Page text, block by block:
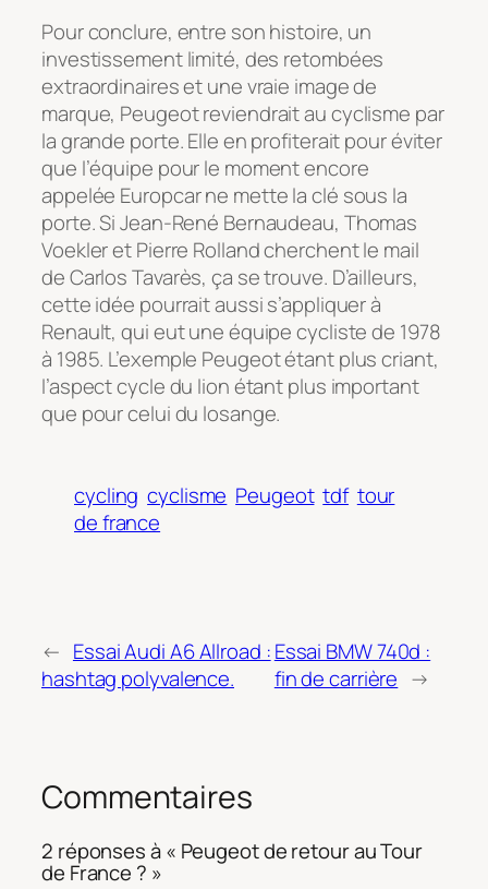
Pour conclure, entre son histoire, un
investissement limité, des retombées
extraordinaires et une vraie image de
marque, Peugeot reviendrait au cyclisme par
la grande porte. Elle en profiterait pour éviter
que l’équipe pour le moment encore
appelée Europcar ne mette la clé sous la
porte. Si Jean-René Bernaudeau, Thomas
Voekler et Pierre Rolland cherchent le mail
de Carlos Tavarès, ça se trouve. D’ailleurs,
cette idée pourrait aussi s’appliquer à
Renault, qui eut une équipe cycliste de 1978
à 1985. L’exemple Peugeot étant plus criant,
l’aspect cycle du lion étant plus important
que pour celui du losange.
cycling cyclisme Peugeot tdf tour
de france
← Essai Audi A6 Allroad :
hashtag polyvalence.
Essai BMW 740d :
fin de carrière →
Commentaires
2 réponses à « Peugeot de retour au Tour
de France ? »